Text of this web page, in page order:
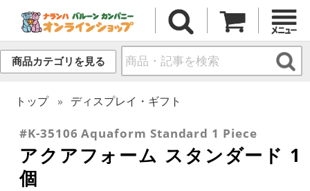
商品カテゴリを見る
トップ ディスプレイ・ギフト
#K-35106 Aquaform Standard 1 Piece
アクアフォーム スタンダード 1
個